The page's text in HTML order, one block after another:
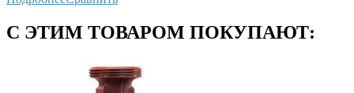
С ЭТИМ ТОВАРОМ ПОКУПАЮТ: